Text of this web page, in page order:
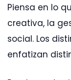
Piensa en lo
creativa, la
social. Los
enfatizan